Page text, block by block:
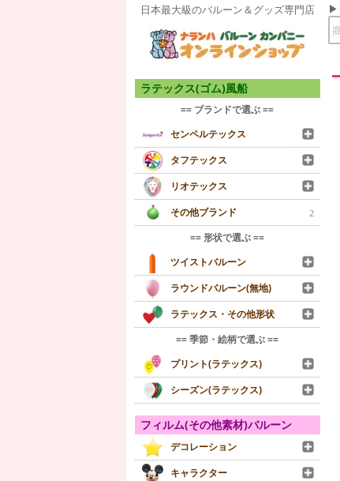
日本最大級のバルーン＆グッズ専門店
ラテックス(ゴム)風船
== ブランドで選ぶ ==
センペルテックス
タフテックス
リオテックス
その他ブランド
2
== 形状で選ぶ ==
ツイストバルーン
ラウンドバルーン(無地)
ラテックス・その他形状
== 季節・絵柄で選ぶ ==
プリント(ラテックス)
シーズン(ラテックス)
フィルム(その他素材)バルーン
デコレーション
キャラクター